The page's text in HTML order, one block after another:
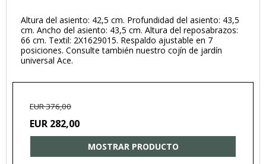
Altura del asiento: 42,5 cm. Profundidad del asiento: 43,5
cm. Ancho del asiento: 43,5 cm. Altura del reposabrazos:
66 cm. Textil: 2X1629015. Respaldo ajustable en 7
posiciones. Consulte también nuestro cojín de jardín
universal Ace.
EUR 376,00
EUR 282,00
MOSTRAR PRODUCTO